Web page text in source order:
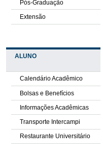
Pós-Graduação
Extensão
ALUNO
Calendário Acadêmico
Bolsas e Benefícios
Informações Acadêmicas
Transporte Intercampi
Restaurante Universitário